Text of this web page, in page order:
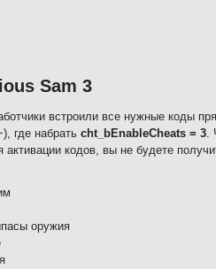
Sam 3
встроили все нужные коды
где набрать cht_bEnableCheats = 3.
активации кодов, вы не будете
оружия